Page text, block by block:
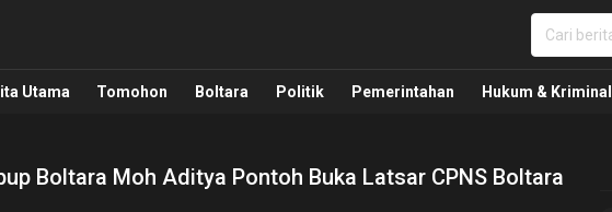
Kawanua, Politik, Pemerintahan, Hukum Kriminal dan Nasional
Utama Tomohon Boltara Politik Pemerintahan Hukum & Kriminal
Boltara Moh Aditya Pontoh Buka Latsar CPNS Boltara